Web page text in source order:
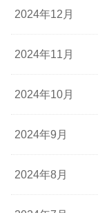
2024年12月
2024年11月
2024年10月
2024年9月
2024年8月